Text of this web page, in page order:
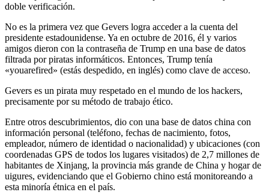
doble verificación.
No es la primera vez que Gevers logra acceder a la cuenta del
presidente estadounidense. Ya en octubre de 2016, él y varios
amigos dieron con la contraseña de Trump en una base de datos
filtrada por piratas informáticos. Entonces, Trump tenía
«youarefired» (estás despedido, en inglés) como clave de acceso.
Gevers es un pirata muy respetado en el mundo de los hackers,
precisamente por su método de trabajo ético.
Entre otros descubrimientos, dio con una base de datos china con
información personal (teléfono, fechas de nacimiento, fotos,
empleador, número de identidad o nacionalidad) y ubicaciones (con
coordenadas GPS de todos los lugares visitados) de 2,7 millones de
habitantes de Xinjang, la provincia más grande de China y hogar de
uigures, evidenciando que el Gobierno chino está monitoreando a
esta minoría étnica en el país.